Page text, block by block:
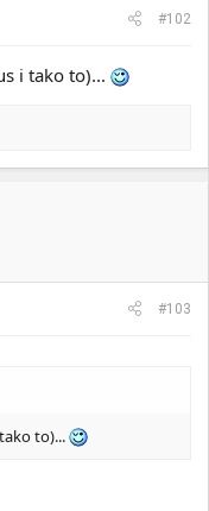
#102
i tako to)...
#103
to)...